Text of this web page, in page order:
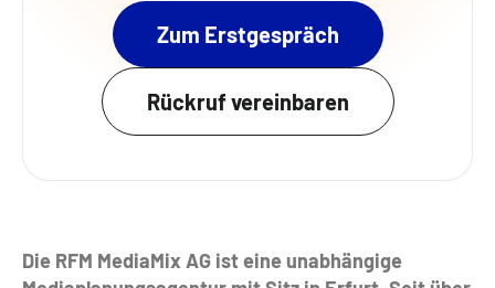
Zum Erstgespräch
Rückruf vereinbaren
Die RFM MediaMix AG ist eine unabhängige